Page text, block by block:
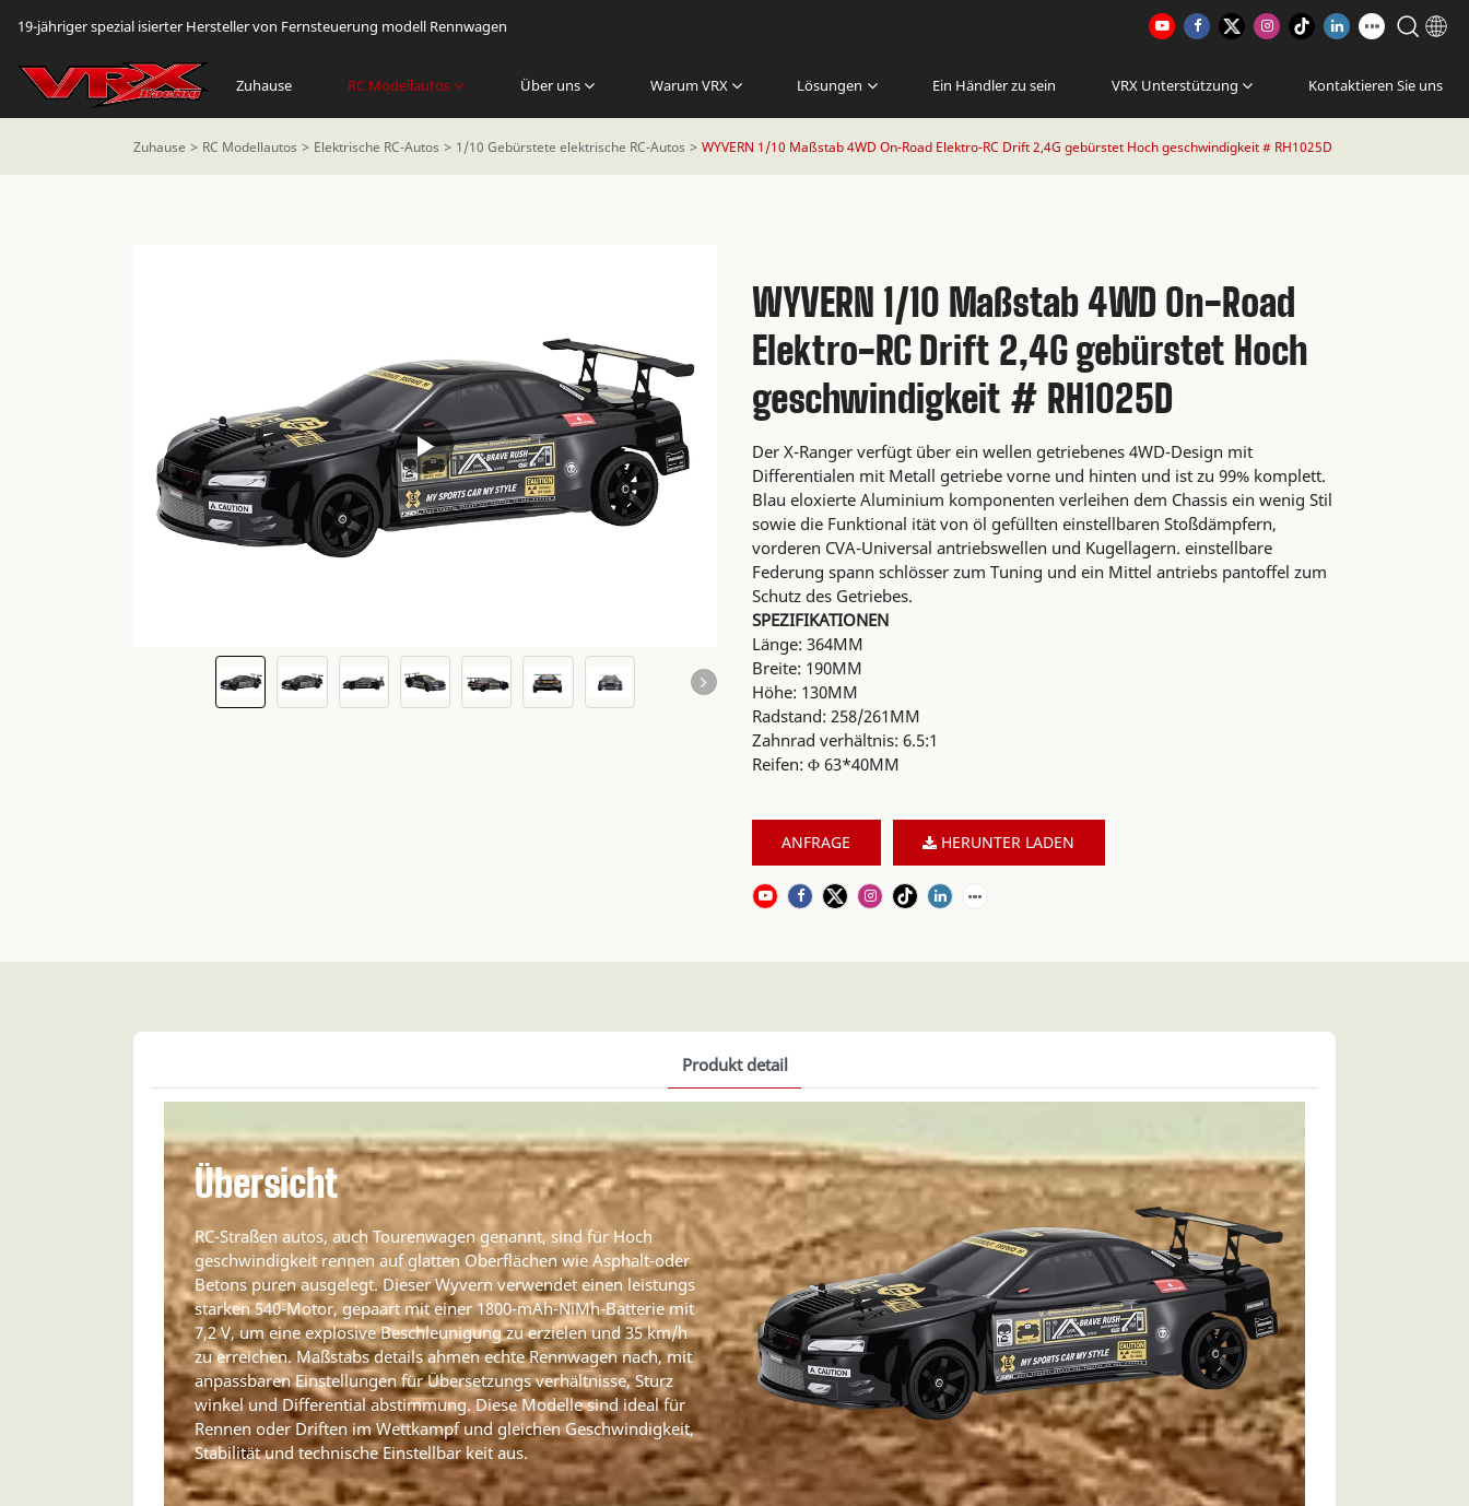
19-jähriger spezial isierter Hersteller von Fernsteuerung modell Rennwagen
Zuhause RC Modellautos Über uns Warum VRX Lösungen Ein Händler zu sein VRX Unterstützung Kontaktieren Sie uns
Zuhause RC Modellautos Elektrische RC-Autos 1/10 Gebürstete elektrische RC-Autos WYVERN 1/10 Maßstab 4WD On-Road Elektro-RC Drift 2,4G gebürstet Hoch geschwindigkeit # RH1025D
WYVERN 1/10 Maßstab 4WD On-Road
Elektro-RC Drift 2,4G gebürstet Hoch
geschwindigkeit # RH1025D
Der X-Ranger verfügt über ein wellen getriebenes 4WD-Design mit
Differentialen mit Metall getriebe vorne und hinten und ist zu 99% komplett.
Blau eloxierte Aluminium komponenten verleihen dem Chassis ein wenig Stil
sowie die Funktional ität von öl gefüllten einstellbaren Stoßdämpfern,
vorderen CVA-Universal antriebswellen und Kugellagern. einstellbare
Federung spann schlösser zum Tuning und ein Mittel antriebs pantoffel zum
Schutz des Getriebes.
SPEZIFIKATIONEN
Länge: 364MM
Breite: 190MM
Höhe: 130MM
Radstand: 258/261MM
Zahnrad verhältnis: 6.5:1
Reifen: Φ 63*40MM
ANFRAGE HERUNTER LADEN
Produkt detail
Übersicht
RC-Straßen autos, auch Tourenwagen genannt, sind für Hoch
geschwindigkeit rennen auf glatten Oberflächen wie Asphalt-oder
Betons puren ausgelegt. Dieser Wyvern verwendet einen leistungs
starken 540-Motor, gepaart mit einer 1800-mAh-NiMh-Batterie mit
7,2 V, um eine explosive Beschleunigung zu erzielen und 35 km/h
zu erreichen. Maßstabs details ahmen echte Rennwagen nach, mit
anpassbaren Einstellungen für Übersetzungs verhältnisse, Sturz
winkel und Differential abstimmung. Diese Modelle sind ideal für
Rennen oder Driften im Wettkampf und gleichen Geschwindigkeit,
Stabilität und technische Einstellbar keit aus.